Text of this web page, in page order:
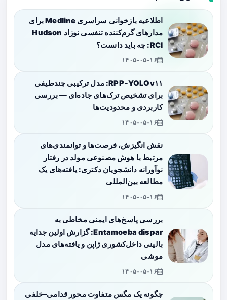
اطلاعیه بازخوانی سراسری Medline برای
مدارهای گرم‌کننده تنفسی نوزاد Hudson
RCI: چه باید دانست؟
۱۴۰۵-۰۵-۱۶
RPP‑YOLOv۱۱: مدل ترکیبی چندطیفی
برای تشخیص ترک‌های جاده‌ای — بررسی
کاربردی و محدودیت‌ها
۱۴۰۵-۰۵-۱۶
نقش انگیزش، فرصت‌ها و توانمندی‌های
مرتبط با هوش مصنوعی مولد در رفتار
نوآورانه دانشجویان دکتری: یافته‌های یک
مطالعه بین‌المللی
۱۴۰۵-۰۵-۱۶
بررسی پاسخ‌های ایمنی مخاطی به
Entamoeba dispar: گزارش اولین جدایه
بالینی داخل‌کشوری ژاپن و یافته‌های مدل
موشی
۱۴۰۵-۰۵-۱۶
چگونه یک مگس متفاوت محور قدامی–خلفی